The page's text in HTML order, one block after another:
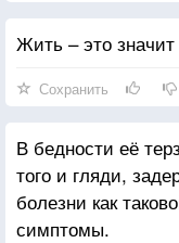
Жить – это
Сохранить
В бедности её
того и гляди,
болезни как
симптомы.